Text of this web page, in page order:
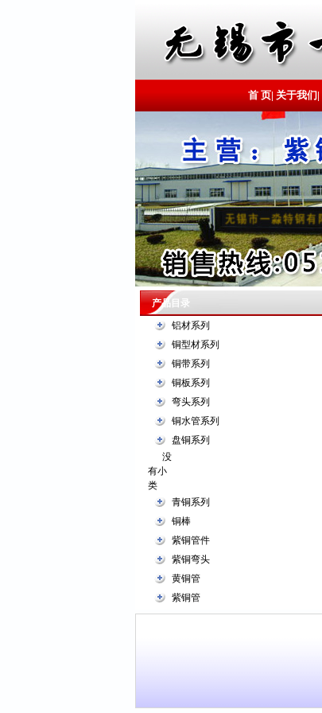
首 页| 关于我们|
产品目录
铝材系列
铜型材系列
铜带系列
铜板系列
弯头系列
铜水管系列
盘铜系列
没
有小
类
青铜系列
铜棒
紫铜管件
紫铜弯头
黄铜管
紫铜管